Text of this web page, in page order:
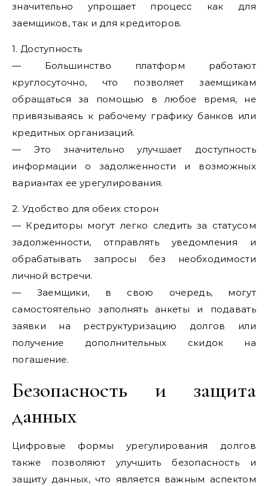
значительно упрощает процесс как для
заемщиков, так и для кредиторов.
1. Доступность
— Большинство платформ работают
круглосуточно, что позволяет заемщикам
обращаться за помощью в любое время, не
привязываясь к рабочему графику банков или
кредитных организаций.
— Это значительно улучшает доступность
информации о задолженности и возможных
вариантах ее урегулирования.
2. Удобство для обеих сторон
— Кредиторы могут легко следить за статусом
задолженности, отправлять уведомления и
обрабатывать запросы без необходимости
личной встречи.
— Заемщики, в свою очередь, могут
самостоятельно заполнять анкеты и подавать
заявки на реструктуризацию долгов или
получение дополнительных скидок на
погашение.
Безопасность и защита
данных
Цифровые формы урегулирования долгов
также позволяют улучшить безопасность и
защиту данных, что является важным аспектом